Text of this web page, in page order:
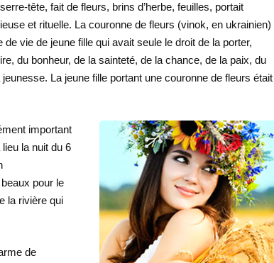
tête, fait de fleurs, brins d’herbe, feuilles, portait
et rituelle. La couronne de fleurs (vinok, en ukrainien)
vie de jeune fille qui avait seule le droit de la porter,
du bonheur, de la sainteté, de la chance, de la paix, du
jeunesse. La jeune fille portant une couronne de fleurs était
important
la nuit du 6
pour le
la rivière qui
de